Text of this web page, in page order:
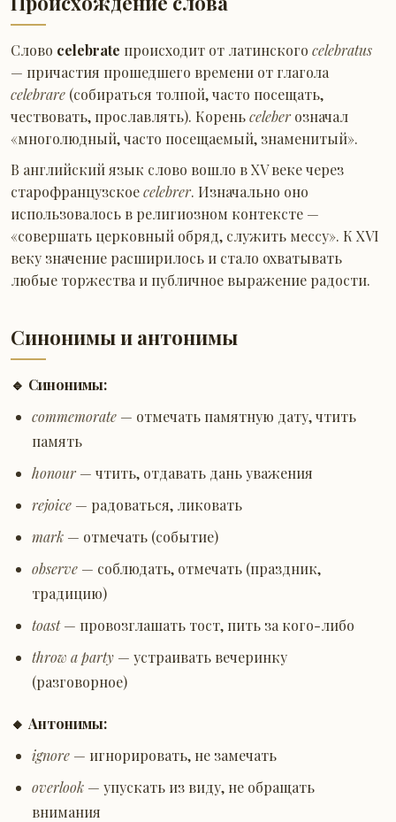
Слово celebrate происходит от латинского celebratus
— причастия прошедшего времени от глагола
celebrare (собираться толпой, часто посещать,
чествовать, прославлять). Кореньceleber означал
«многолюдный, часто посещаемый, знаменитый».
В английский язык слово вошло в XV веке через
старофранцузскоеcelebrer. Изначально оно
использовалось в религиозном контексте —
«совершать церковный обряд, служить мессу». К XVI
веку значение расширилось и стало охватывать
любые торжества и публичное выражение радости.
Синонимы и антонимы
🔹 Синонимы:
commemorate — отмечать памятную дату, чтить
память
honour — чтить, отдавать дань уважения
rejoice — радоваться, ликовать
mark — отмечать (событие)
observe — соблюдать, отмечать (праздник,
традицию)
toast— провозглашать тост, пить за кого-либо
throw a party — устраивать вечеринку
(разговорное)
🔸 Антонимы:
ignore — игнорировать, не замечать
overlook — упускать из виду, не обращать
внимания